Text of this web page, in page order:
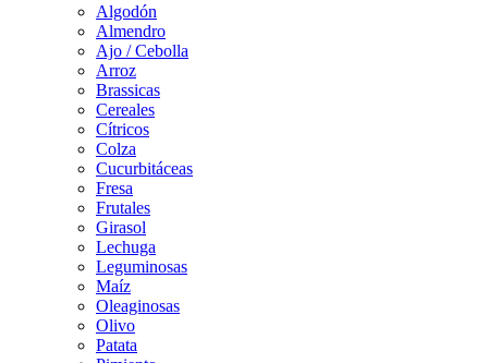
Algodón
Almendro
Ajo / Cebolla
Arroz
Brassicas
Cereales
Cítricos
Colza
Cucurbitáceas
Fresa
Frutales
Girasol
Lechuga
Leguminosas
Maíz
Oleaginosas
Olivo
Patata